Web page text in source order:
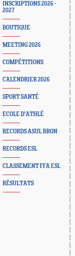
INSCRIPTIONS 2026 -
2027
BOUTIQUE
MEETING 2026
COMPÉTITIONS
CALENDRIER 2026
SPORT SANTÉ
ECOLE D'ATHLÉ
RECORDS ASUL BRON
RECORDS ESL
CLASSEMENT FFA ESL
RÉSULTATS